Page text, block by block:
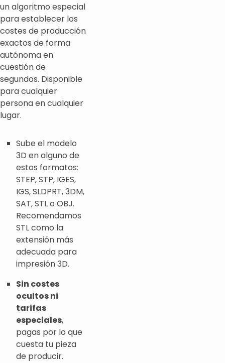
un algoritmo especial
para establecer los
costes de producción
exactos de forma
autónoma en
cuestión de
segundos. Disponible
para cualquier
persona en cualquier
lugar.
Sube el modelo
3D en alguno de
estos formatos:
STEP, STP, IGES,
IGS, SLDPRT, 3DM,
SAT, STL o OBJ.
Recomendamos
STL como la
extensión más
adecuada para
impresión 3D.
Sin costes
ocultos ni
tarifas
especiales,
pagas por lo que
cuesta tu pieza
de producir.